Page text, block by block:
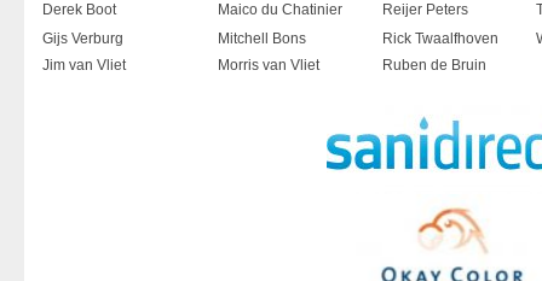
Derek Boot
Maico du Chatinier Reijer Peters
Gijs Verburg
Mitchell Bons Rick Twaalfhoven
Jim van Vliet
Morris van Vliet Ruben de Bruin